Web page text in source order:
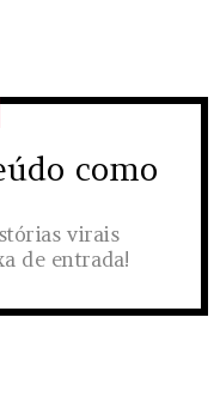
como
virais
de entrada!